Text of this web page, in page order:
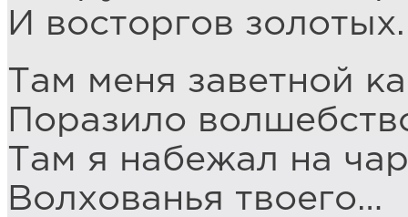
И восторгов золотых.
Там меня заветной
Поразило
Там я набежал на
Волхованья твоего…